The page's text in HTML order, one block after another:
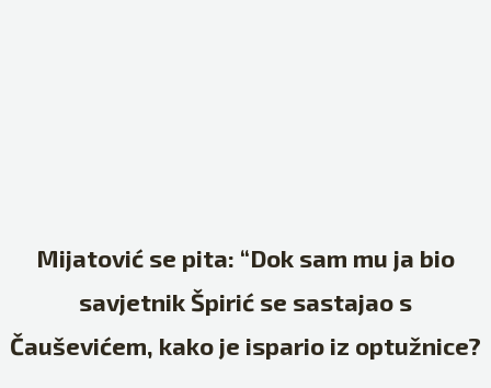
Mijatović se pita: “Dok sam mu ja bio
savjetnik Špirić se sastajao s
Čauševićem, kako je ispario iz optužnice?